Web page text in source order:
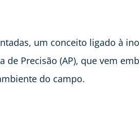
um conceito ligado à
de Precisão (AP), que vem
do campo.